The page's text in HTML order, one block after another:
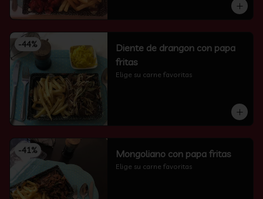
-44%
Diente de drangon con papa
fritas
Elige su carne favoritas
-41% Mongoliano con papa fritas
Elige su carne favoritas